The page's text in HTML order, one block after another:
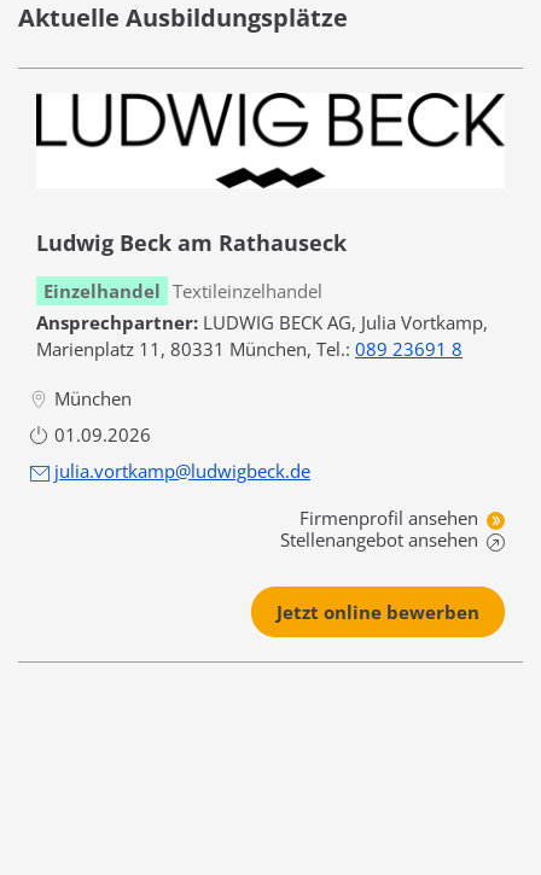
Aktuelle Ausbildungsplätze
Ludwig Beck am Rathauseck
Einzelhandel Textileinzelhandel
Ansprechpartner: LUDWIG BECK AG, Julia Vortkamp,
Marienplatz 11, 80331 München, Tel.: 089 23691 8
München
01.09.2026
julia.vortkamp@ludwigbeck.de
Firmenprofil ansehen
Stellenangebot ansehen
Jetzt online bewerben